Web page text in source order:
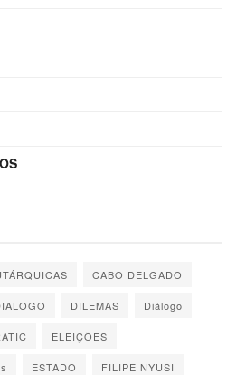
CABO DELGADO
DILEMAS Diálogo
ELEIÇÕES
ESTADO FILIPE NYUSI